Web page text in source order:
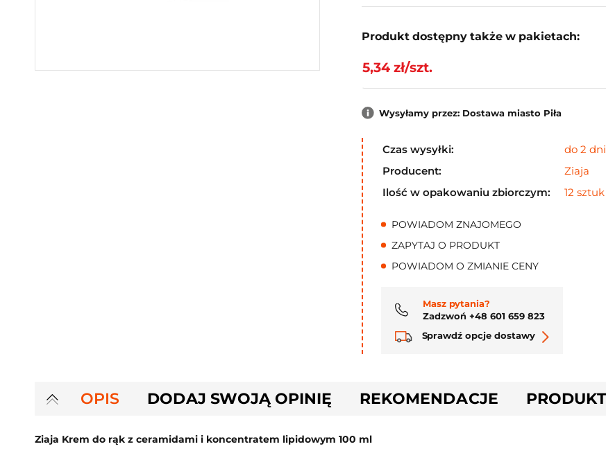
Produkt dostępny także w pakietach:
5,34 zł/szt.
Wysyłamy przez: Dostawa miasto Piła
Czas wysyłki:
do 2
Producent:
Ziaja
Ilość w opakowaniu zbiorczym:
12 sztuk
POWIADOM ZNAJOMEGO
ZAPYTAJ O PRODUKT
POWIADOM O ZMIANIE CENY
Masz pytania?
Zadzwoń +48 601 659 823
Sprawdź opcje dostawy
OPIS DODAJ SWOJĄ OPINIĘ REKOMENDACJE
Ziaja Krem do rąk z ceramidami i koncentratem lipidowym 100 ml